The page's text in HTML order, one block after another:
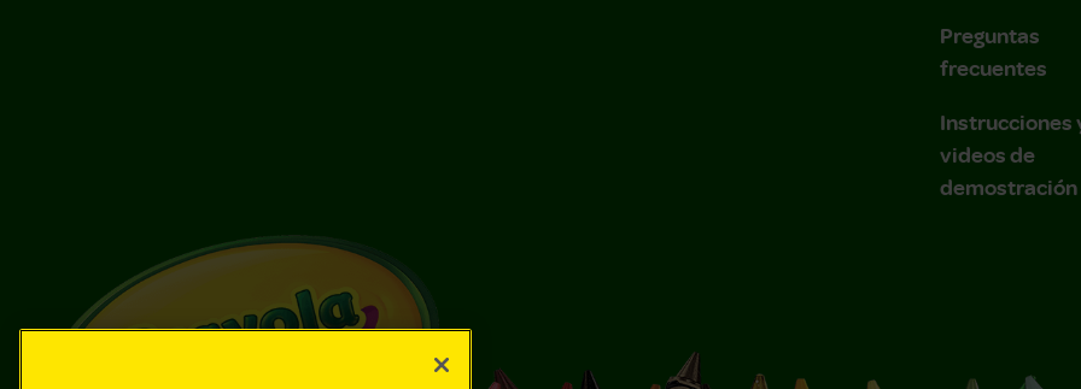
Preguntas
frecuentes
Instrucciones
videos de
demostración